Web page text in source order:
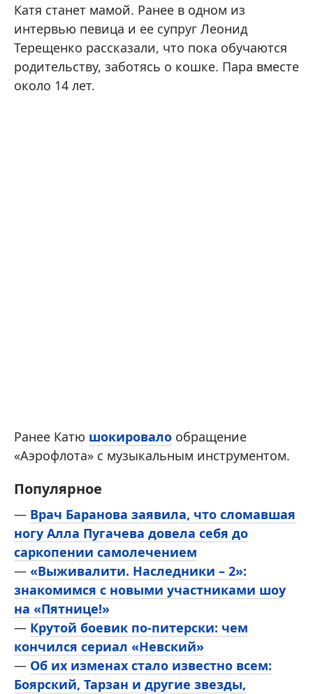
Катя станет мамой. Ранее в одном из
интервью певица и ее супруг Леонид
Терещенко рассказали, что пока обучаются
родительству, заботясь о кошке. Пара вместе
около 14 лет.
Ранее Катю шокировало обращение
«Аэрофлота» с музыкальным инструментом.
Популярное
— Врач Баранова заявила, что сломавшая
ногу Алла Пугачева довела себя до
саркопении самолечением
— «Выживалити. Наследники – 2»:
знакомимся с новыми участниками шоу
на «Пятнице!»
— Крутой боевик по-питерски: чем
кончился сериал «Невский»
— Об их изменах стало известно всем:
Боярский, Тарзан и другие звезды,